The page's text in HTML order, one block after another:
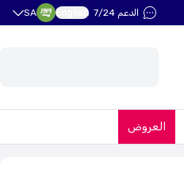
الدعم 7/24 English
SA
العروض